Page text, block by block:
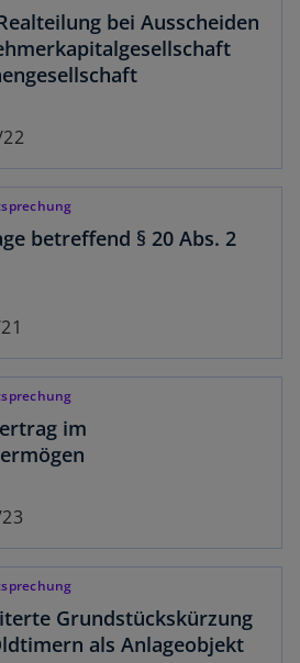
bei Ausscheiden
betreffend § 20 Abs. 2
im
Grundstückskürzung
als Anlageobjekt